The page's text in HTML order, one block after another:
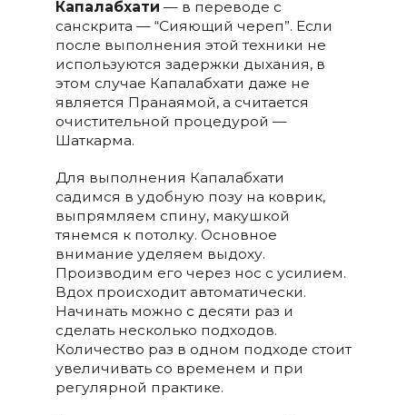
Капалабхати — в переводе с
санскрита — “Сияющий череп”. Если
после выполнения этой техники не
используются задержки дыхания, в
этом случае Капалабхати даже не
является Пранаямой, а считается
очистительной процедурой —
Шаткарма.
Для выполнения Капалабхати
садимся в удобную позу на коврик,
выпрямляем спину, макушкой
тянемся к потолку. Основное
внимание уделяем выдоху.
Производим его через нос с усилием.
Вдох происходит автоматически.
Начинать можно с десяти раз и
сделать несколько подходов.
Количество раз в одном подходе стоит
увеличивать со временем и при
регулярной практике.